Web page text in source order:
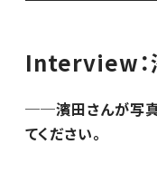
Interview：
──濱田さんが写
てください。